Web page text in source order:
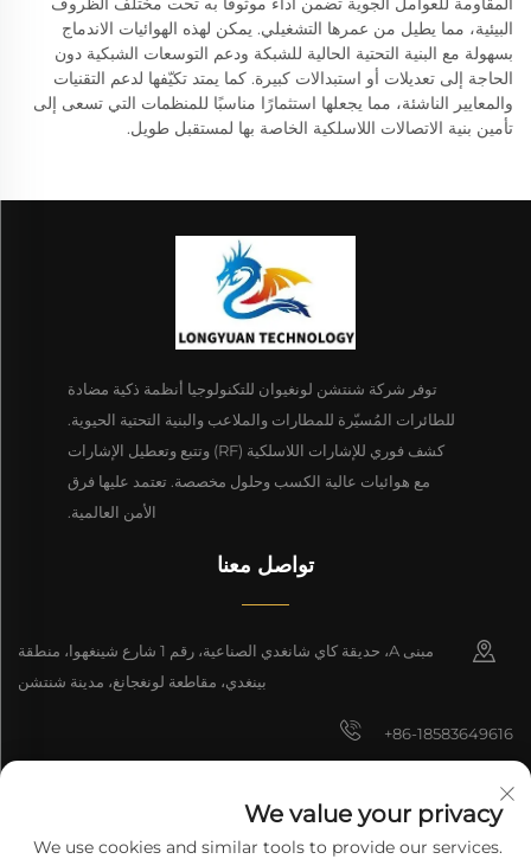
البيئية، مما يطيل من عمرها التشغيلي. يمكن لهذه الهوائيات الاندماج
بسهولة مع البنية التحتية الحالية للشبكة ودعم التوسعات الشبكية دون
الحاجة إلى تعديلات أو استبدالات كبيرة. كما يمتد تكيّفها لدعم التقنيات
والمعايير الناشئة، مما يجعلها استثمارًا مناسبًا للمنظمات التي تسعى إلى
تأمين بنية الاتصالات اللاسلكية الخاصة بها لمستقبل طويل.
توفر شركة شنتشن لونغيوان للتكنولوجيا أنظمة ذكية مضادة
للطائرات المُسيّرة للمطارات والملاعب والبنية التحتية الحيوية.
كشف فوري للإشارات اللاسلكية (RF) وتتبع وتعطيل الإشارات
مع هوائيات عالية الكسب وحلول مخصصة. تعتمد عليها فرق
الأمن العالمية.
تواصل معنا
مبنى A، حديقة كاي شانغدي الصناعية، رقم 1 شارع شينغهوا، منطقة
بينغدي، مقاطعة لونغجانغ، مدينة شنتشن
+86-18583649616
8618165761396
We value your privacy
We use cookies and similar tools to provide our services.